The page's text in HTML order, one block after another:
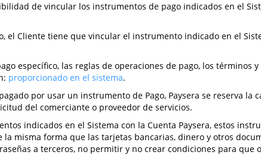
de vincular los instrumentos de pago indicados en el
el Cliente tiene que vincular el instrumento indicado en el
específico, las reglas de operaciones de pago, los
proporcionado en el sistema.
por usar un instrumento de Pago, Paysera se reserva la
del comerciante o proveedor de servicios.
indicados en el Sistema con la Cuenta Paysera, estos
misma forma que las tarjetas bancarias, dinero y otros
a terceros, no permitir y no crear condiciones para